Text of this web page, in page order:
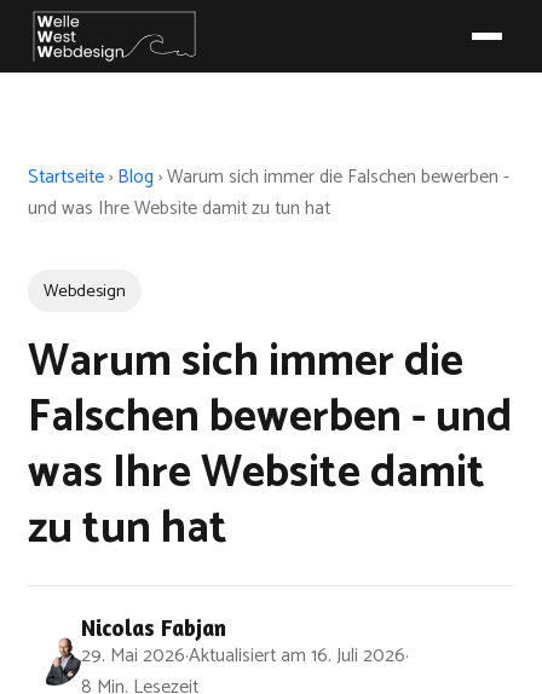
Startseite› Blog ›Warum sich immer die Falschen bewerben -
und was Ihre Website damit zu tun hat
Webdesign
Warum sich immer die
Falschen bewerben - und
was Ihre Website damit
zu tun hat
Nicolas Fabjan
29. Mai 2026·Aktualisiert am16. Juli 2026·
8 Min. Lesezeit